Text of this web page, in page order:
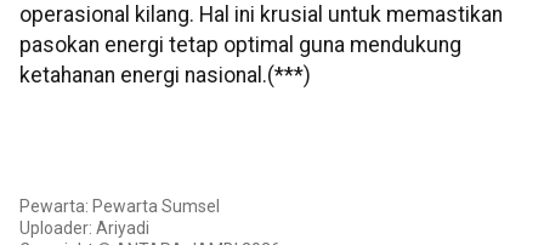
operasional kilang. Hal ini krusial untuk memastikan
pasokan energi tetap optimal guna mendukung
ketahanan energi nasional.(***)
Pewarta: Pewarta Sumsel
Uploader: Ariyadi